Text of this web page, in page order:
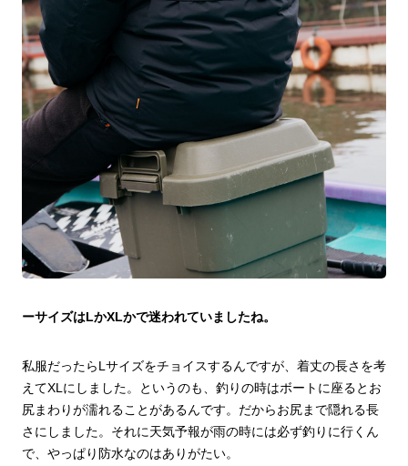
ーサイズはLかXLかで迷われていましたね。
私服だったらLサイズをチョイスするんですが、着丈の長さを考
えてXLにしました。というのも、釣りの時はボートに座るとお
尻まわりが濡れることがあるんです。だからお尻まで隠れる長
さにしました。それに天気予報が雨の時には必ず釣りに行くん
で、やっぱり防水なのはありがたい。